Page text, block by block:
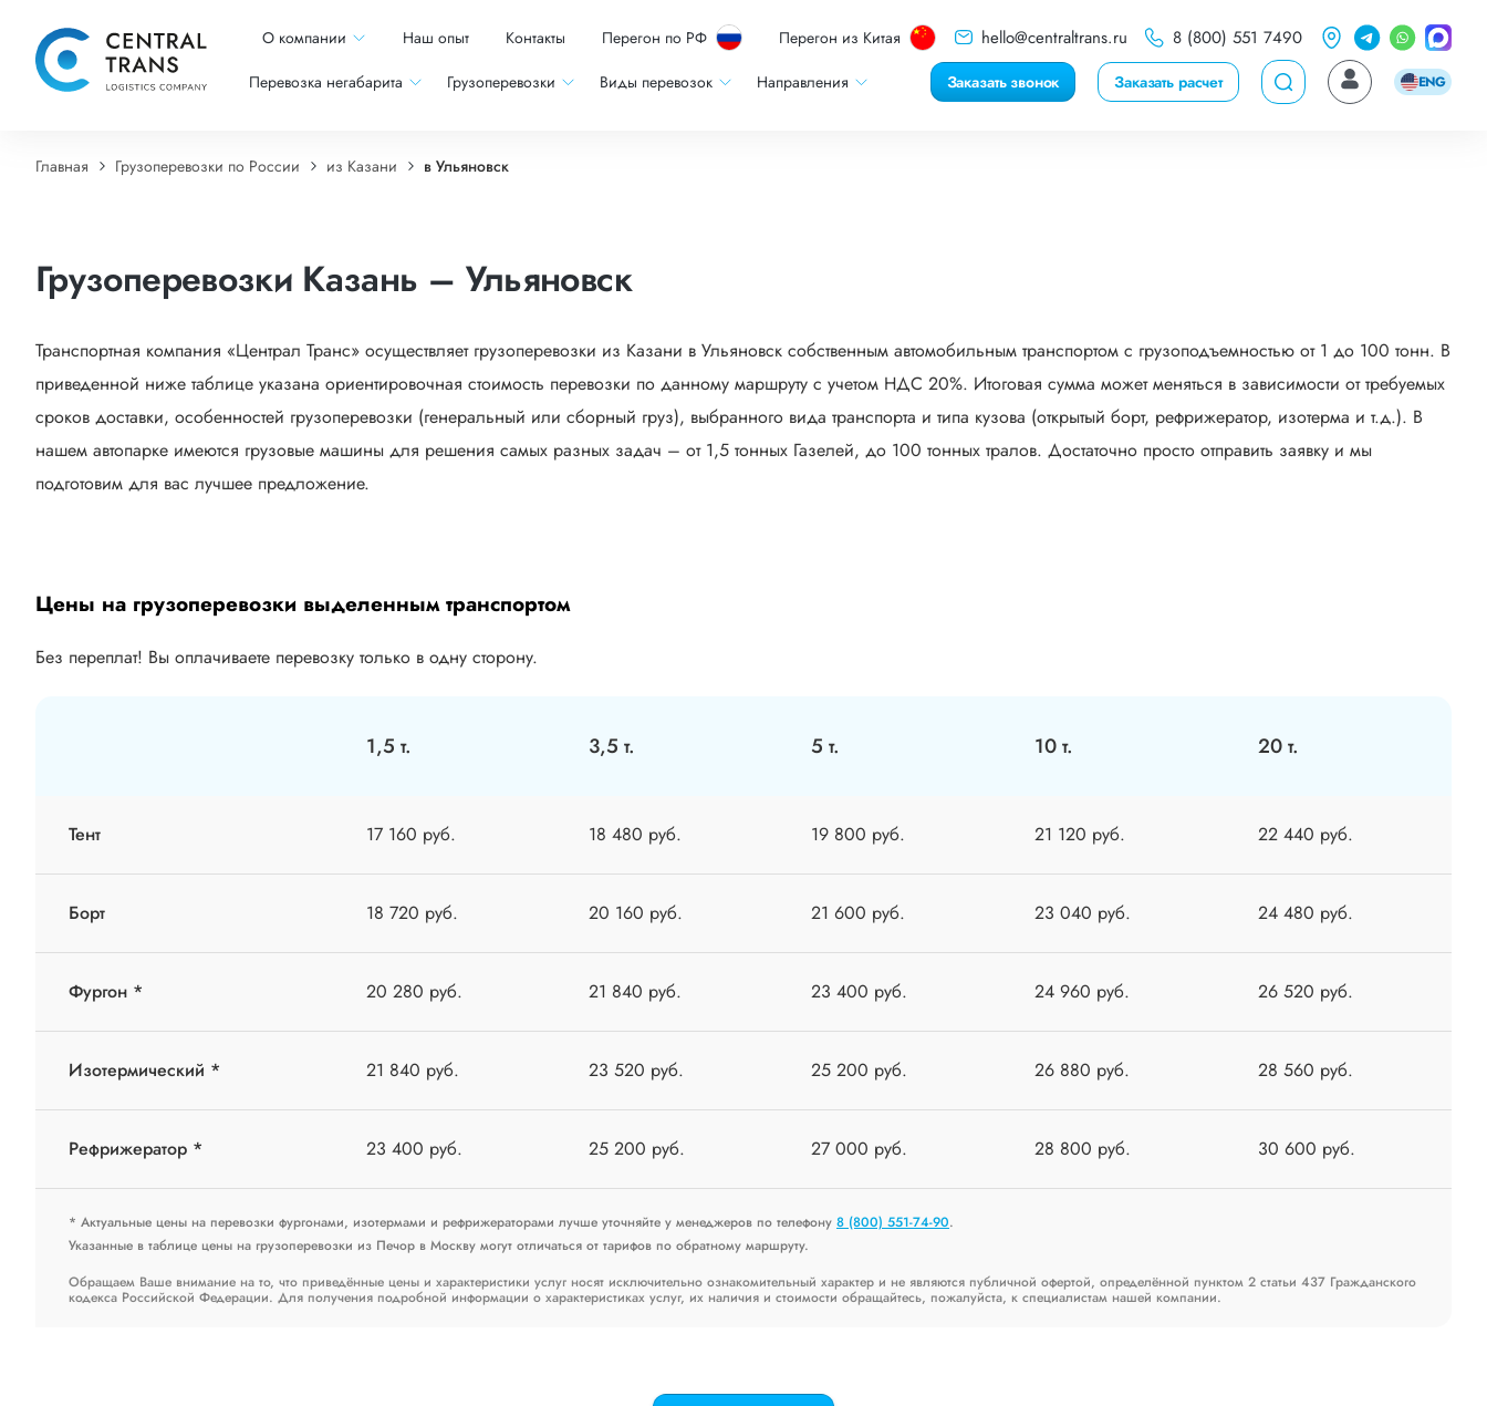
О компании Наш опыт Контакты Перегон по РФ Перегон из Китая hello@centraltrans.ru 8 (800) 551 7490
Перевозка негабарита Грузоперевозки Виды перевозок Направления Заказать звонок Заказать расчет ENG
Главная Грузоперевозки по России из Казани в Ульяновск
Грузоперевозки Казань – Ульяновск
Транспортная компания «Централ Транс» осуществляет грузоперевозки из Казани в Ульяновск собственным автомобильным транспортом с грузоподъемностью от 1 до 100 тонн. В
приведенной ниже таблице указана ориентировочная стоимость перевозки по данному маршруту с учетом НДС 20%. Итоговая сумма может меняться в зависимости от требуемых
сроков доставки, особенностей грузоперевозки (генеральный или сборный груз), выбранного вида транспорта и типа кузова (открытый борт, рефрижератор, изотерма и т.д.). В
нашем автопарке имеются грузовые машины для решения самых разных задач – от 1,5 тонных Газелей, до 100 тонных тралов. Достаточно просто отправить заявку и мы
подготовим для вас лучшее предложение.
Цены на грузоперевозки выделенным транспортом
Без переплат! Вы оплачиваете перевозку только в одну сторону.
1,5 т. 3,5 т. 5 т. 10 т. 20 т.
Тент 17 160 руб. 18 480 руб. 19 800 руб. 21 120 руб. 22 440 руб.
Борт 18 720 руб. 20 160 руб. 21 600 руб. 23 040 руб. 24 480 руб.
Фургон * 20 280 руб. 21 840 руб. 23 400 руб. 24 960 руб. 26 520 руб.
Изотермический * 21 840 руб. 23 520 руб. 25 200 руб. 26 880 руб. 28 560 руб.
Рефрижератор * 23 400 руб. 25 200 руб. 27 000 руб. 28 800 руб. 30 600 руб.
* Актуальные цены на перевозки фургонами, изотермами и рефрижераторами лучше уточняйте у менеджеров по телефону 8 (800) 551-74-90.
Указанные в таблице цены на грузоперевозки из Печор в Москву могут отличаться от тарифов по обратному маршруту.
Обращаем Ваше внимание на то, что приведённые цены и характеристики услуг носят исключительно ознакомительный характер и не являются публичной офертой, определённой пунктом 2 статьи 437 Гражданского
кодекса Российской Федерации. Для получения подробной информации о характеристиках услуг, их наличия и стоимости обращайтесь, пожалуйста, к специалистам нашей компании.